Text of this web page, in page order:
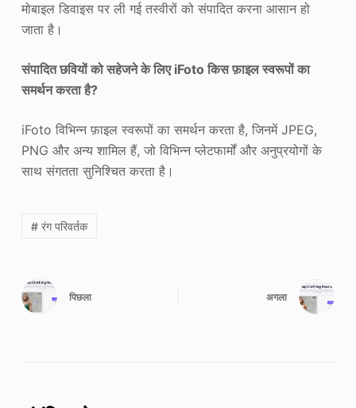
मोबाइल डिवाइस पर ली गई तस्वीरों को संपादित करना आसान हो
जाता है।
संपादित छवियों को सहेजने के लिए iFoto किस फ़ाइल स्वरूपों का
समर्थन करता है?
iFoto विभिन्न फ़ाइल स्वरूपों का समर्थन करता है, जिनमें JPEG,
PNG और अन्य शामिल हैं, जो विभिन्न प्लेटफार्मों और अनुप्रयोगों के
साथ संगतता सुनिश्चित करता है।
# रंग परिवर्तक
पिछला अगला